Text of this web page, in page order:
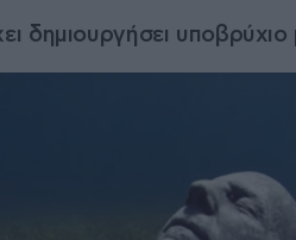
δημιουργήσει